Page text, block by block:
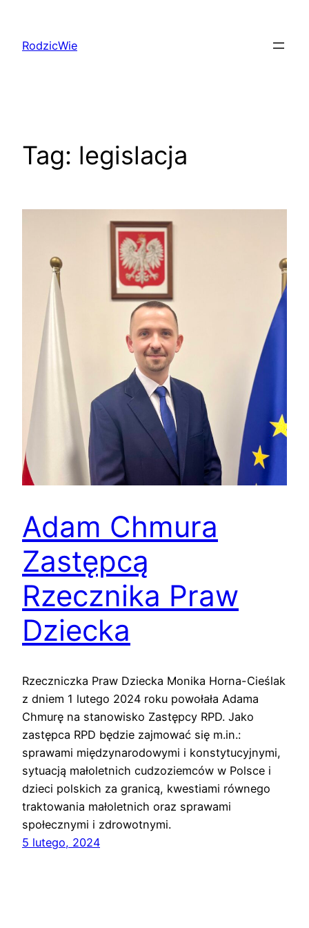
treściRodzicWie
Tag: legislacja
Adam Chmura
Zastępcą
Rzecznika Praw
Dziecka
Rzeczniczka Praw Dziecka Monika Horna-Cieślak
z dniem 1 lutego 2024 roku powołała Adama
Chmurę na stanowisko Zastępcy RPD. Jako
zastępca RPD będzie zajmować się m.in.:
sprawami międzynarodowymi i konstytucyjnymi,
sytuacją małoletnich cudzoziemców w Polsce i
dzieci polskich za granicą, kwestiami równego
traktowania małoletnich oraz sprawami
społecznymi i zdrowotnymi.
5 lutego, 2024